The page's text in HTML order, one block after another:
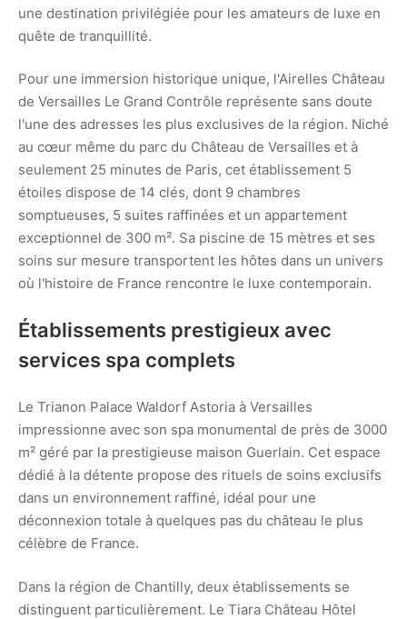
une destination privilégiée pour les amateurs de luxe en
quête de tranquillité.
Pour une immersion historique unique, l'Airelles Château
de Versailles Le Grand Contrôle représente sans doute
l'une des adresses les plus exclusives de la région. Niché
au cœur même du parc du Château de Versailles et à
seulement 25 minutes de Paris, cet établissement 5
étoiles dispose de 14 clés, dont 9 chambres
somptueuses, 5 suites raffinées et un appartement
exceptionnel de 300 m². Sa piscine de 15 mètres et ses
soins sur mesure transportent les hôtes dans un univers
où l'histoire de France rencontre le luxe contemporain.
Établissements prestigieux avec
services spa complets
Le Trianon Palace Waldorf Astoria à Versailles
impressionne avec son spa monumental de près de 3000
m² géré par la prestigieuse maison Guerlain. Cet espace
dédié à la détente propose des rituels de soins exclusifs
dans un environnement raffiné, idéal pour une
déconnexion totale à quelques pas du château le plus
célèbre de France.
Dans la région de Chantilly, deux établissements se
distinguent particulièrement. Le Tiara Château Hôtel